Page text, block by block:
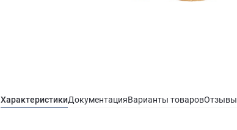
ХарактеристикиДокументацияВарианты товаровОтзывы